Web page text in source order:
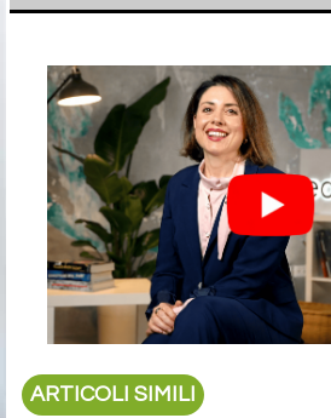
ARTICOLI SIMILI